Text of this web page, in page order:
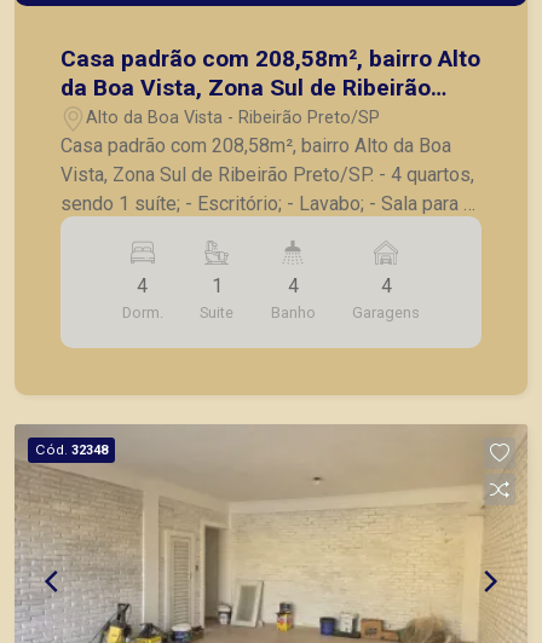
Casa padrão com 208,58m², bairro Alto
da Boa Vista, Zona Sul de Ribeirão
Preto/SP.
Alto da Boa Vista - Ribeirão Preto/SP
Casa padrão com 208,58m², bairro Alto da Boa
Vista, Zona Sul de Ribeirão Preto/SP. - 4 quartos,
sendo 1 suíte; - Escritório; - Lavabo; - Sala para 2
ambientes; - Cozinha com armários; - Área de
serviço; - Quarto de serviço; - Banheiro de
serviço; - Varanda com churrasqueira; - Banheiro
externo; - Piscina; - Corredores laterais; - 4 vagas
de garagem. A Piramid tem como objetivo
ou mesmo nos principais lançamentos da cidade
de Ribeirão Preto.
4
Dorm.
1
Suite
4
Banho
4
Garagens
Cód. 32348